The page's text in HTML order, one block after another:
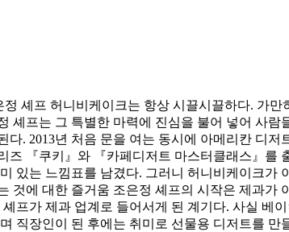
셰프 허니비케이크는 항상 시끌시끌하다. 가
셰프는 그 특별한 마력에 진심을 불어 넣어 사
. 2013년 처음 문을 여는 동시에 아메리칸 디
『쿠키』와 『카페디저트 마스터클래스』
있는 느낌표를 남겼다. 그러니 허니비케이크
것에 대한 즐거움 조은정 셰프의 시작은 제과
프가 제과 업계로 들어서게 된 계기다. 사실 베
직장인이 된 후에는 취미로 선물용 디저트를